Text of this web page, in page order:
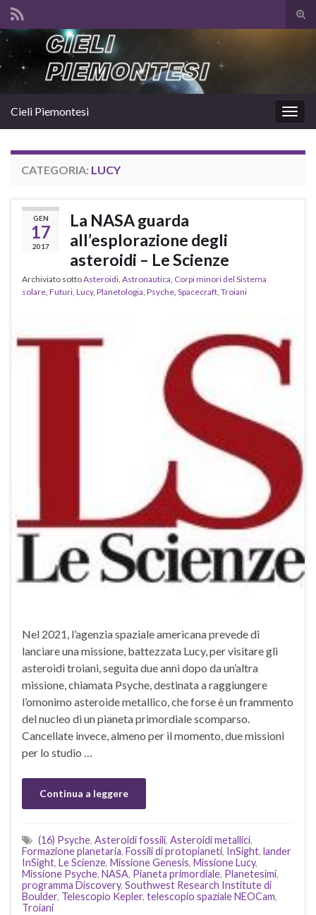
il
Search for:
la
Cieli Piemontesi
CATEGORIA: LUCY
GEN
17
2017
La NASA guarda
all’esplorazione degli
asteroidi – Le Scienze
Archiviato sottoAsteroidi, Astronautica, Corpi minori del Sistema
solare, Futuri, Lucy, Planetologia, Psyche, Spacecraft, Troiani
Nel 2021, l’agenzia spaziale americana prevede di
lanciare una missione, battezzata Lucy, per visitare gli
asteroidi troiani, seguita due anni dopo da un’altra
missione, chiamata Psyche, destinata a raggiungere
l’omonimo asteroide metallico, che forse è un frammento
del nucleo di un pianeta primordiale scomparso.
Cancellate invece, almeno per il momento, due missioni
per lo studio …
Continua a leggere
(16) Psyche, Asteroidi fossili, Asteroidi metallici,
Formazione planetaria, Fossili di protopianeti, InSight, lander
InSight, Le Scienze, Missione Genesis, Missione Lucy,
Missione Psyche, NASA, Pianeta primordiale, Planetesimi,
programma Discovery, Southwest Research Institute di
Boulder, Telescopio Kepler, telescopio spaziale NEOCam,
Troiani